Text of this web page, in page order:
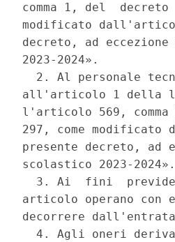
comma 1, del
modificato
decreto, ad
2023-2024».
2. Al personale
all'articolo 1 della
l'articolo 569,
297, come
presente decreto,
scolastico 2023-
3. Ai  fini
articolo operano
decorrere
4. Agli oneri